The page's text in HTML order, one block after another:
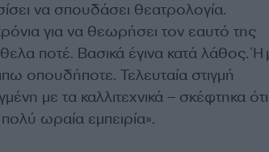
να σπουδάσει θεατρολογία.
για να θεωρήσει τον εαυτό της
ποτέ. Βασικά έγινα κατά λάθος.
οπουδήποτε. Τελευταία στιγμή
με τα καλλιτεχνικά – σκέφτηκα
ωραία εμπειρία».